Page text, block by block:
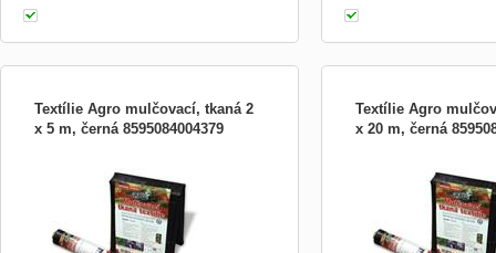
Textílie Agro mulčovací, tkaná 2
x 5 m, černá 8595084004379
vysokou pevností a životností až 30 let
(při použití textilie na místech, která nejsou
vystavená přímému slunečnímu záření –
např. pod mulčovací kůrou). Je porézní a
zabraňuje prorůstání plevele. - zabraňuje
pror
Textílie Agro
x 20 m, černá
vysokou pevností a
(při použití textilie na
vystavená přímému
např. pod mulčovací
zabraňuje prorůstání
pror